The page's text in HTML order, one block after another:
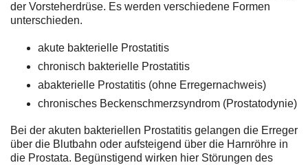
der Vorsteherdrüse. Es werden verschiedene Formen
unterschieden.
akute bakterielle Prostatitis
chronisch bakterielle Prostatitis
abakterielle Prostatitis (ohne Erregernachweis)
chronisches Beckenschmerzsyndrom (Prostatodynie)
Bei der akuten bakteriellen Prostatitis gelangen die Erreger
über die Blutbahn oder aufsteigend über die Harnröhre in
die Prostata. Begünstigend wirken hier Störungen des